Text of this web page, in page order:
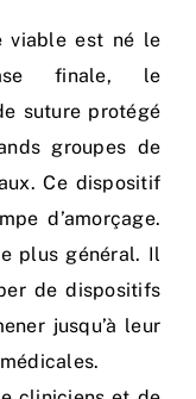
viable est né le
finale, le
suture protégé
groupes de
Ce dispositif
d’amorçage.
plus général. Il
de dispositifs
jusqu’à leur